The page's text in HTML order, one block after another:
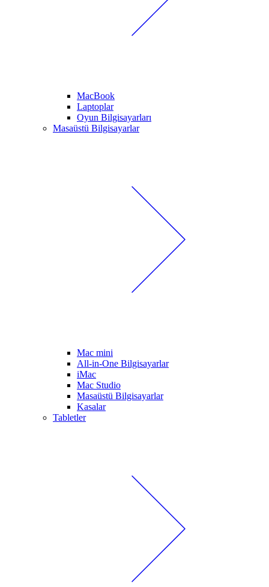
MacBook
Laptoplar
Oyun Bilgisayarları
Masaüstü Bilgisayarlar
Mac mini
All-in-One Bilgisayarlar
iMac
Mac Studio
Masaüstü Bilgisayarlar
Kasalar
Tabletler